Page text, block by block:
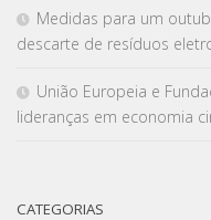
Medidas para um
descarte de resíduos
União Europeia e
lideranças em economia
CATEGORIAS